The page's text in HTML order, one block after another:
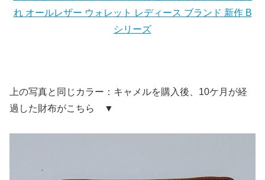
れ オールレザー ウォレット レディース ブランド 新作 B
シリーズ
上の写真と同じカラー：キャメルを購入後、10ケ月が経
過した財布がこちら ▼